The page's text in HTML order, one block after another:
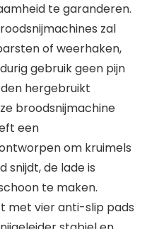
te garanderen.
zal
of weerhaken,
gebruik geen pijn
hergebruikt
broodsnijmachine
een
om kruimels
snijdt, de lade is
te maken.
met vier anti-slip pads